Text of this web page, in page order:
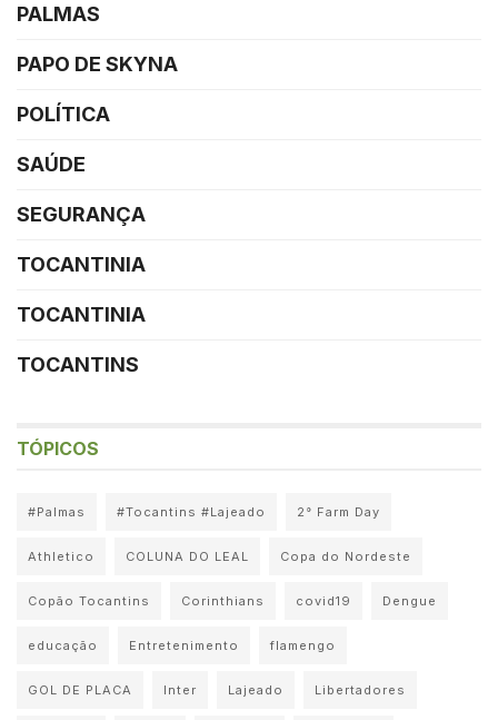
PALMAS
PAPO DE SKYNA
POLÍTICA
SAÚDE
SEGURANÇA
TOCANTINIA
TOCANTINIA
TOCANTINS
TÓPICOS
#Palmas #Tocantins #Lajeado 2° Farm Day
Athletico COLUNA DO LEAL Copa do Nordeste
Copão Tocantins Corinthians covid19 Dengue
educação Entretenimento flamengo
GOL DE PLACA Inter Lajeado Libertadores